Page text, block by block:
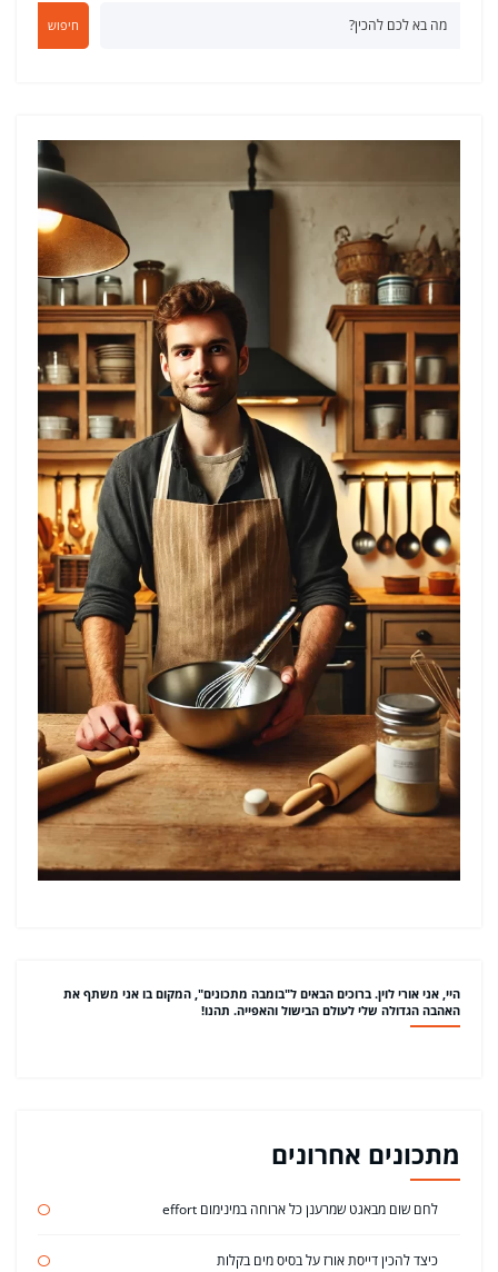
חיפוש
היי, אני אורי לוין. ברוכים הבאים ל"בומבה מתכונים", המקום בו אני משתף את
האהבה הגדולה שלי לעולם הבישול והאפייה. תהנו!
מתכונים אחרונים
לחם שום מבאגט שמרענן כל ארוחה במינימום effort
כיצד להכין דייסת אורז על בסיס מים בקלות